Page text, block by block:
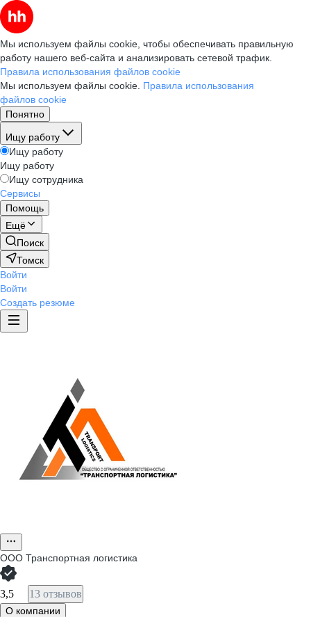
Мы используем файлы cookie, чтобы обеспечивать правильную
работу нашего веб-сайта и анализировать сетевой трафик.
Правила использования файлов cookie
Мы используем файлы cookie. Правила использования
файлов cookie
Понятно
Ищу работу
Ищу работу
Ищу работу
Ищу сотрудника
Сервисы
Помощь
Ещё
Поиск
Томск
Войти
Войти
Создать резюме
ООО Транспортная логистика
3,5 13 отзывов
О компании